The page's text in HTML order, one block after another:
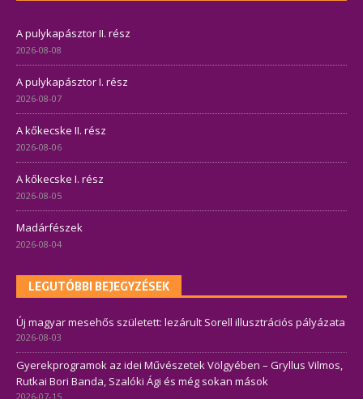
A pulykapásztor II. rész
2026-08-08
A pulykapásztor I. rész
2026-08-07
A kőkecske II. rész
2026-08-06
A kőkecske I. rész
2026-08-05
Madárfészek
2026-08-04
LEGUTÓBBI BEJEGYZÉSEK
Új magyar mesehős született: lezárult Sorell illusztrációs pályázata
2026-08-03
Gyerekprogramok az idei Művészetek Völgyében – Gryllus Vilmos,
Rutkai Bori Banda, Szalóki Ági és még sokan mások
2026-07-15